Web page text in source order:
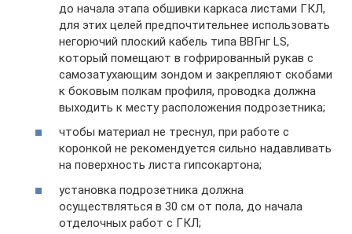
до начала этапа обшивки каркаса листами ГКЛ,
для этих целей предпочтительнее использовать
негорючий плоский кабель типа ВВГнг LS,
который помещают в гофрированный рукав с
самозатухающим зондом и закрепляют скобами
к боковым полкам профиля, проводка должна
выходить к месту расположения подрозетника;
чтобы материал не треснул, при работе с
коронкой не рекомендуется сильно надавливать
на поверхность листа гипсокартона;
установка подрозетника должна
осуществляться в 30 см от пола, до начала
отделочных работ с ГКЛ;